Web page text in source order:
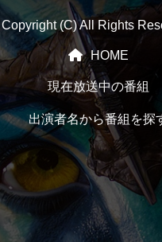
Copyright (C) All Rights
HOME
現在放送中の番組
出演者名から番組を探